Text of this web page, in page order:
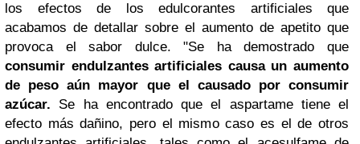
los efectos de los edulcorantes artificiales que
acabamos de detallar sobre el aumento de apetito que
provoca el sabor dulce. "Se ha demostrado que
consumir endulzantes artificiales causa un aumento
de peso aún mayor que el causado por consumir
azúcar. Se ha encontrado que el aspartame tiene el
efecto más dañino, pero el mismo caso es el de otros